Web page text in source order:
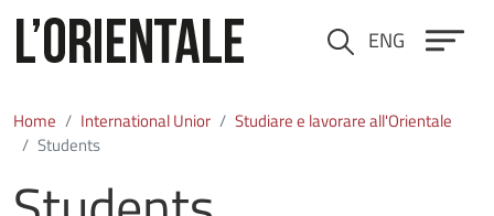
Cerca ENG
Home International Unior
Studiare e lavorare all'Orientale
Students